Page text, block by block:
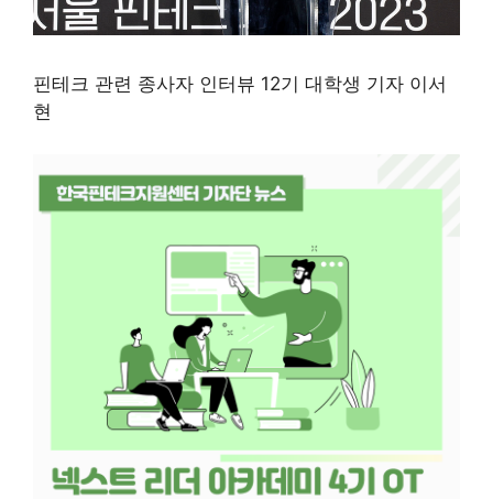
핀테크 관련 종사자 인터뷰 12기 대학생 기자 이서
현